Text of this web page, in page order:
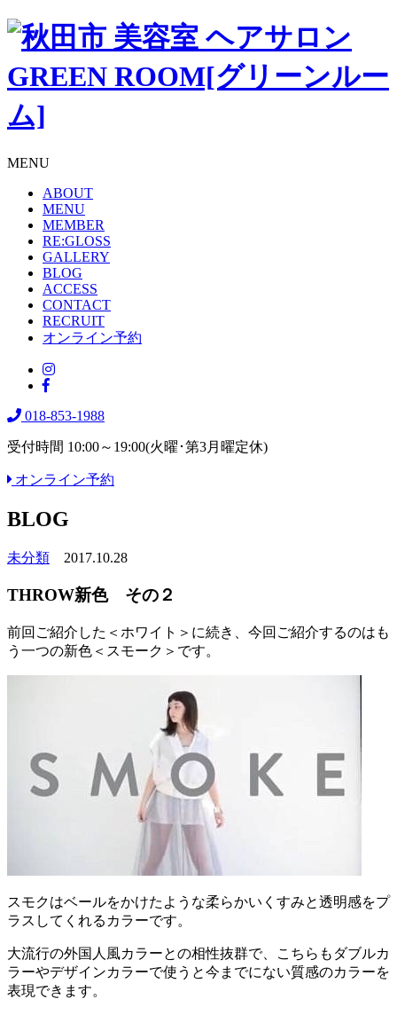
MENU
ABOUT
MENU
MEMBER
RE:GLOSS
GALLERY
BLOG
ACCESS
CONTACT
RECRUIT
オンライン予約
018-853-1988
受付時間 10:00～19:00(火曜･第3月曜定休)
オンライン予約
BLOG
未分類 2017.10.28
THROW新色 その２
前回ご紹介した＜ホワイト＞に続き、今回ご紹介するのはも
う一つの新色＜スモーク＞です。
スモクはベールをかけたような柔らかいくすみと透明感をプ
ラスしてくれるカラーです。
大流行の外国人風カラーとの相性抜群で、こちらもダブルカ
ラーやデザインカラーで使うと今までにない質感のカラーを
表現できます。